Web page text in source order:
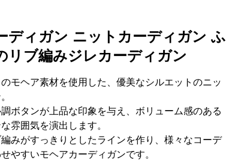
ディガン ニットカーディガン ふ
リブ編みジレカーディガン
モヘア素材を使用した、優美なシルエットのニッ
ボタンが上品な印象を与え、ボリューム感のある
雰囲気を演出します。
みがすっきりとしたラインを作り、様々なコーデ
やすいモヘアカーディガンです。